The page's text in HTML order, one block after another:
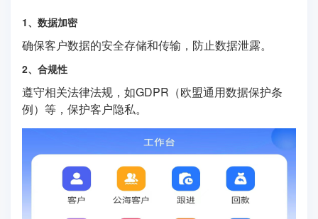
1、数据加密
确保客户数据的安全存储和传输，防止数据泄露。
2、合规性
遵守相关法律法规，如GDPR（欧盟通用数据保护条
例）等，保护客户隐私。